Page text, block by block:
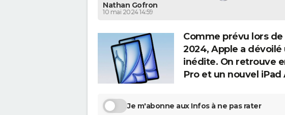
Nathan Gofron
10 mai 2024 14:59
Comme prévu lors
2024, Apple a
inédite. On retrouve
Pro et un nouvel iPad
Je m'abonne aux Infos à ne pas rater